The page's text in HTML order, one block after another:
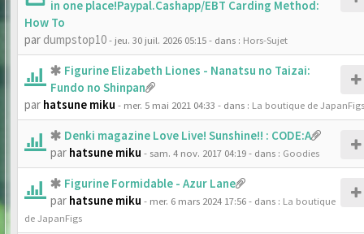
in one place!Paypal.Cashapp/EBT Carding Method:
How To
par dumpstop10- jeu. 30 juil. 2026 05:15- dans : Hors-Sujet
Figurine Elizabeth Liones - Nanatsu no Taizai:
Fundo no Shinpan
par hatsune miku - mer. 5 mai 2021 04:33 - dans : La boutique de JapanFigs
Denki magazine Love Live! Sunshine!! : CODE:A
par hatsune miku - sam. 4 nov. 2017 04:19- dans : Goodies
Figurine Formidable - Azur Lane
par hatsune miku - mer. 6 mars 2024 17:56- dans : La boutique
de JapanFigs